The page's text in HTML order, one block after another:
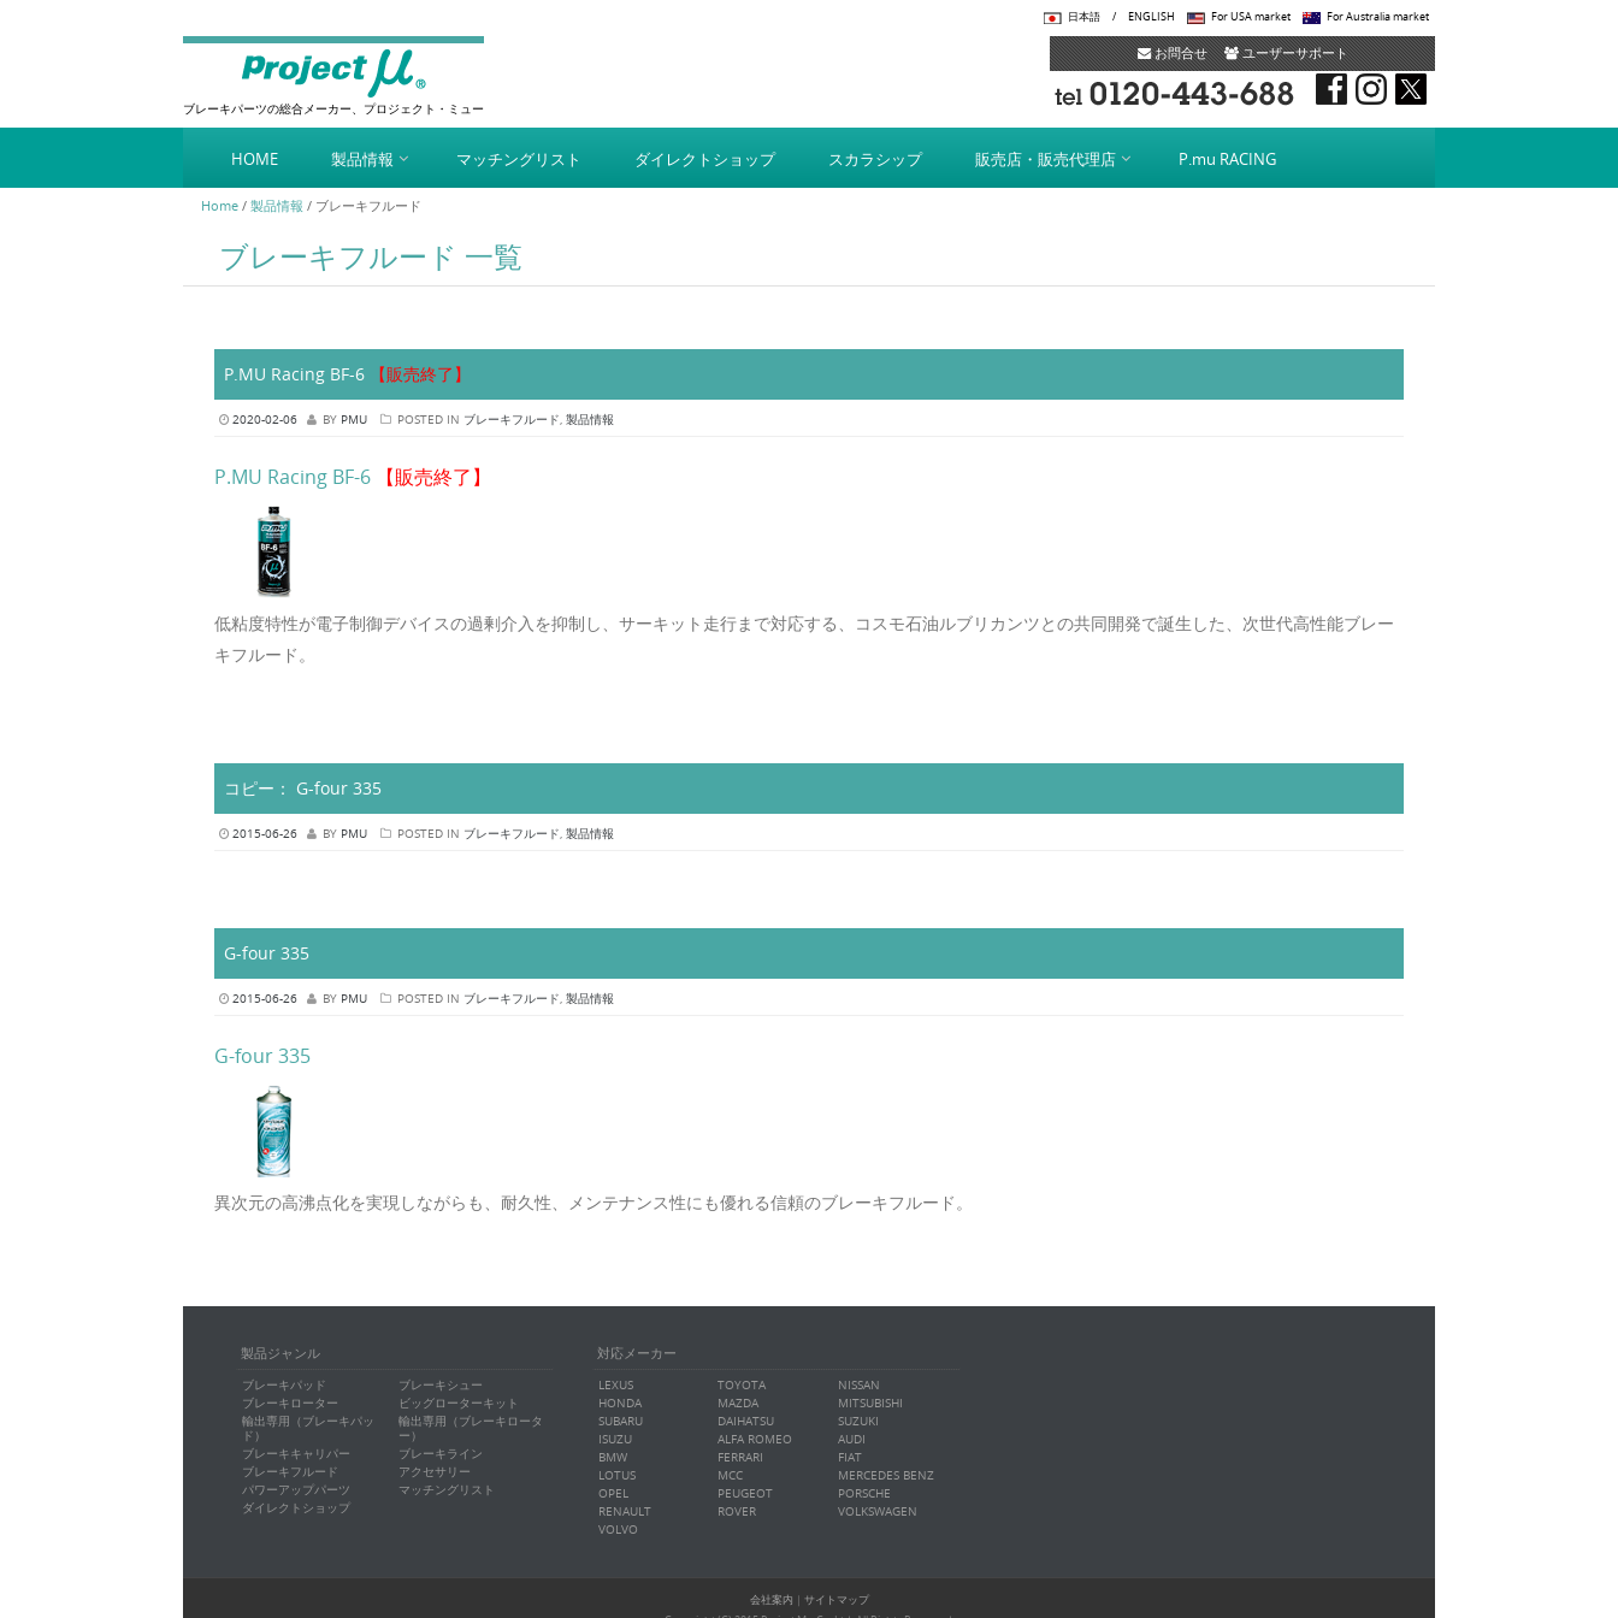
For Australia market
For USA market
ENGLISH
/
日本語
お問合せ ユーザーサポート
ブレーキパーツの総合メーカー、プロジェクト・ミュー
Menu
HOME 製品情報 マッチングリスト ダイレクトショップ スカラシップ 販売店・販売代理店 P.mu RACING
Home / 製品情報 / ブレーキフルード
ブレーキフルード 一覧
P.MU Racing BF-6 【販売終了】
2020-02-06 BY PMU POSTED IN ブレーキフルード, 製品情報
P.MU Racing BF-6 【販売終了】
低粘度特性が電子制御デバイスの過剰介入を抑制し、サーキット走行まで対応する、コスモ石油ルブリカンツとの共同開発で誕生した、次世代高性能ブレー
キフルード。
コピー： G-four 335
2015-06-26 BY PMU POSTED IN ブレーキフルード, 製品情報
G-four 335
2015-06-26 BY PMU POSTED IN ブレーキフルード, 製品情報
G-four 335
異次元の高沸点化を実現しながらも、耐久性、メンテナンス性にも優れる信頼のブレーキフルード。
製品ジャンル
ブレーキパッド
ブレーキシュー
ブレーキローター
ビッグローターキット
輸出専用（ブレーキパッ
ド）
輸出専用（ブレーキロータ
ー）
ブレーキキャリパー
ブレーキライン
ブレーキフルード
アクセサリー
パワーアップパーツ
マッチングリスト
ダイレクトショップ
対応メーカー
LEXUS TOYOTA
NISSAN
HONDA
MAZDA
MITSUBISHI
SUBARU
DAIHATSU
SUZUKI
ISUZU
ALFA ROMEO
AUDI
BMW
FERRARI
FIAT
LOTUS
MCC
MERCEDES BENZ
OPEL
PEUGEOT
PORSCHE
RENAULT
ROVER
VOLKSWAGEN
VOLVO
会社案内
サイトマップ